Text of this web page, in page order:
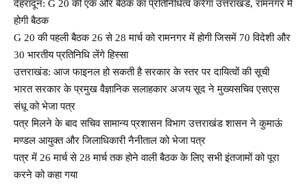
देहरादून: G 20 की एक और बैठक का प्रतिनिधित्व करेगा उत्तराखंड, रामनगर में
होगी बैठक
G 20 की पहली बैठक 26 से 28 मार्च को रामनगर में होगी जिसमें 70 विदेशी और
30 भारतीय प्रतिनिधि लेंगे हिस्सा
उत्तराखंड: आज फाइनल हो सकती है सरकार के स्तर पर दायित्वों की सूची
भारत सरकार के प्रमुख वैज्ञानिक सलाहकार अजय सूद ने मुख्यसचिव एसएस
संधू को भेजा पत्र
पत्र मिलने के बाद सचिव सामान्य प्रशासन विभाग उत्तराखंड शासन ने कुमाऊं
मण्डल आयुक्त और जिलाधिकारी नैनीताल को भेजा पत्र
पत्र में 26 मार्च से 28 मार्च तक होने वाली बैठक के लिए सभी इंतजामों को पूरा
करने को कहा गया